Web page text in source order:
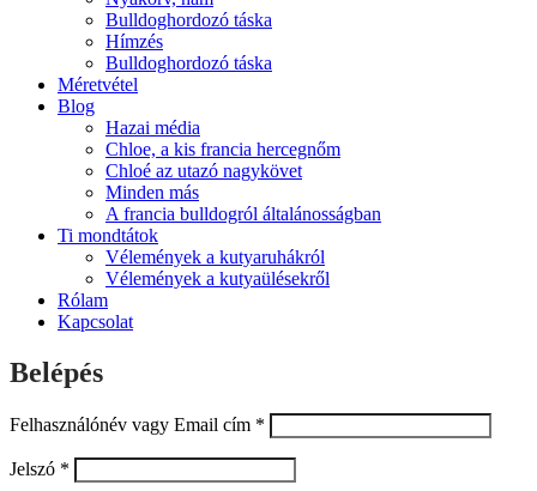
Bulldoghordozó táska
Hímzés
Bulldoghordozó táska
Méretvétel
Blog
Hazai média
Chloe, a kis francia hercegnőm
Chloé az utazó nagykövet
Minden más
A francia bulldogról általánosságban
Ti mondtátok
Vélemények a kutyaruhákról
Vélemények a kutyaülésekről
Rólam
Kapcsolat
Belépés
Felhasználónév vagy Email cím *
Jelszó *